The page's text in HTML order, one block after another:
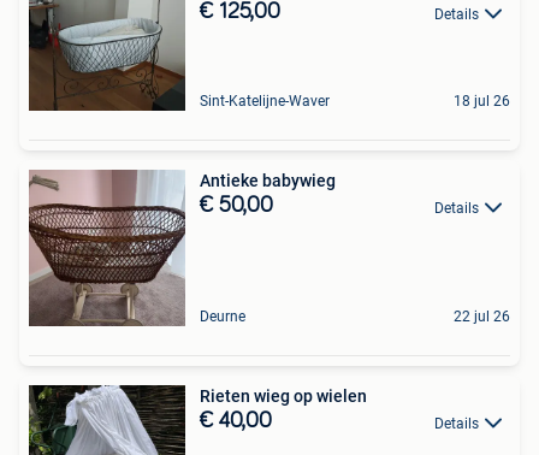
€ 125,00 Details
Sint-Katelijne-Waver 18 jul 26
Antieke babywieg
€ 50,00 Details
Deurne 22 jul 26
Rieten wieg op wielen
€ 40,00 Details